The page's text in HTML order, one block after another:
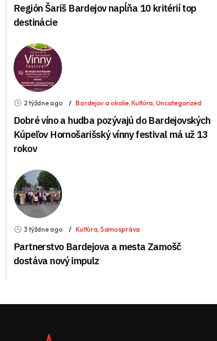
Región Šariš Bardejov napĺňa 10 kritérií top
destinácie
2 týždne ago Bardejov a okolie,Kultúra, Uncategorized
Dobré víno a hudba pozývajú do Bardejovských
Kúpeľov Hornošarišský vínny festival má už 13
rokov
3 týždne ago Kultúra,Samospráva
Partnerstvo Bardejova a mesta Zamošč
dostáva nový impulz